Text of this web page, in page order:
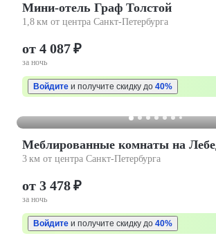
Мини-отель Граф Толстой
1,8 км от центра Санкт-Петербурга
от 4 087 ₽
за ночь
Войдите и получите скидку до 40%
Меблированные комнаты на
3 км от центра Санкт-Петербурга
от 3 478 ₽
за ночь
Войдите и получите скидку до 40%